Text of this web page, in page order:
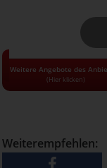
Weitere Angebote des
(Hier klicken)
• Alle Gutscheine
• Pro Haushalt
Weiterempfehlen: